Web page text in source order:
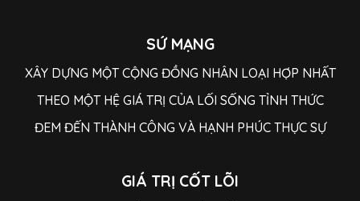
SỨ MẠNG
XÂY DỰNG MỘT CỘNG ĐỒNG NHÂN LOẠI HỢP NHẤT
THEO MỘT HỆ GIÁ TRỊ CỦA LỐI SỐNG TỈNH THỨC
ĐEM ĐẾN THÀNH CÔNG VÀ HẠNH PHÚC THỰC SỰ
GIÁ TRỊ CỐT LÕI